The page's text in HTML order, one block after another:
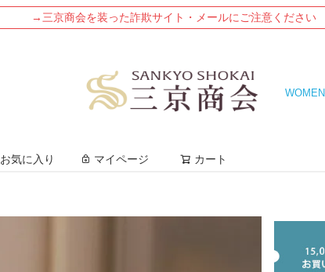
→三京商会を装った詐欺サイト・メールにご注意ください
WOMEN
お気に入り マイページ カート